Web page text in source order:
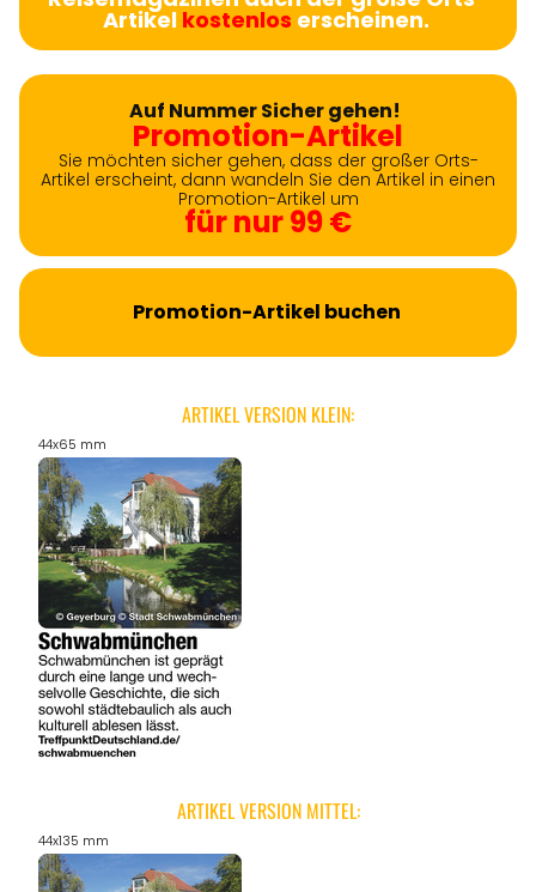
Artikel kostenlos erscheinen.
Auf Nummer Sicher gehen!
Promotion-Artikel
Sie möchten sicher gehen, dass der großer Orts-
Artikel erscheint, dann wandeln Sie den Artikel in einen
Promotion-Artikel um
für nur 99 €
Promotion-Artikel buchen
ARTIKEL VERSION KLEIN:
44x65 mm
ARTIKEL VERSION MITTEL:
44x135 mm